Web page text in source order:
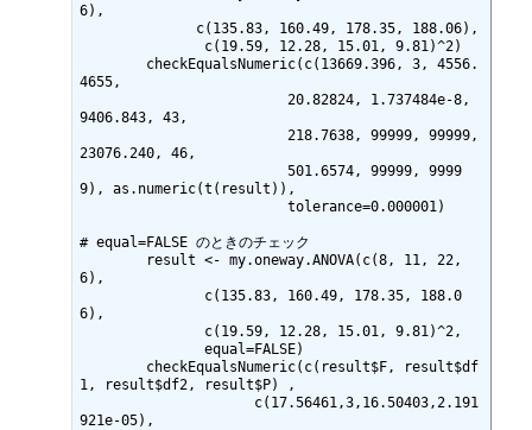
6),
4655,
9406.843, 43,
23076.240, 46,
9), as.numeric(t(result)),
# equal=FALSE のときのチェック
6),
6),
1, result$df2, result$P) ,
921e-05),